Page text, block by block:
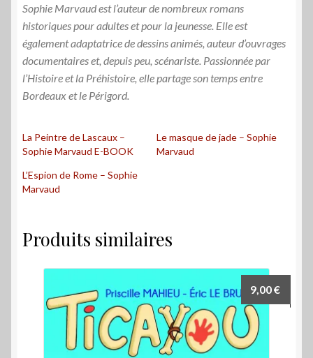
Sophie Marvaud est l’auteur de nombreux romans
historiques pour adultes et pour la jeunesse. Elle est
également adaptatrice de dessins animés, auteur d’ouvrages
documentaires et, depuis peu, scénariste. Passionnée par
l’Histoire et la Préhistoire, elle partage son temps entre
Bordeaux et le Périgord.
La Peintre de Lascaux –
Sophie Marvaud E-BOOK
Le masque de jade – Sophie
Marvaud
L’Espion de Rome – Sophie
Marvaud
Produits similaires
9,00€